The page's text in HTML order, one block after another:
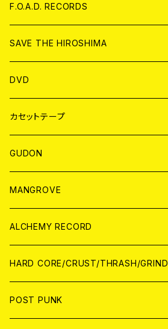
ANALOG
CD
ANALOG
F.O.A.D. RECORDS
CD
ANALOG
SAVE THE HIROSHIMA
アパレル
BADGE
DVD
JAPAN
WORLD
カセットテープ
JAPAN
WORLD
GUDON
アパレル
PATCH
アナログ
DIGITAL CONTENTS
MANGROVE
ALCHEMY RECORD
CD
ANALOG
HARD CORE/CRUST/THRASH/GRIND
JAPAN
POST PUNK